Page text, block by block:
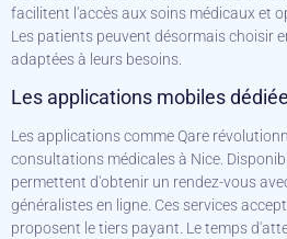
facilitent l'accès aux soins médicaux et
Les patients peuvent désormais choisir
adaptées à leurs besoins.
Les applications mobiles
Les applications comme Qare
consultations médicales à Nice.
permettent d'obtenir un rendez-vous
généralistes en ligne. Ces services
proposent le tiers payant. Le temps